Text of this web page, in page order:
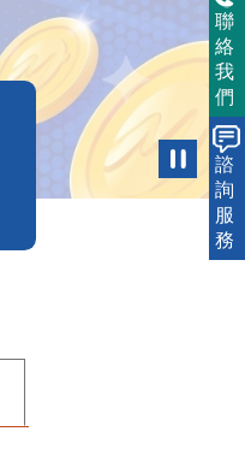
聯
絡
我
們
諮
詢
服
務